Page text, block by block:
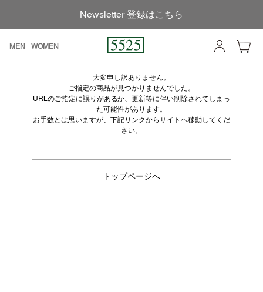
Newsletter 登録はこちら
MEN WOMEN
大変申し訳ありません。
ご指定の商品が見つかりませんでした。
URLのご指定に誤りがあるか、更新等に伴い削除されてしまっ
た可能性があります。
お手数とは思いますが、下記リンクからサイトへ移動してくだ
さい。
トップページへ